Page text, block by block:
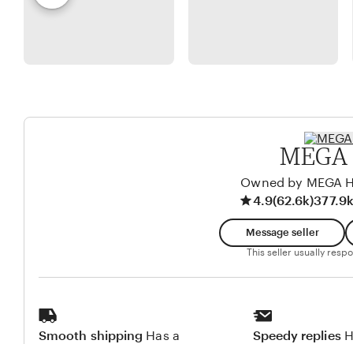
t
B
e
d
n
t
Owned by MEGA
4.9(62.6k)
Message seller
This seller usually
Smooth shipping Has a
Speedy replies